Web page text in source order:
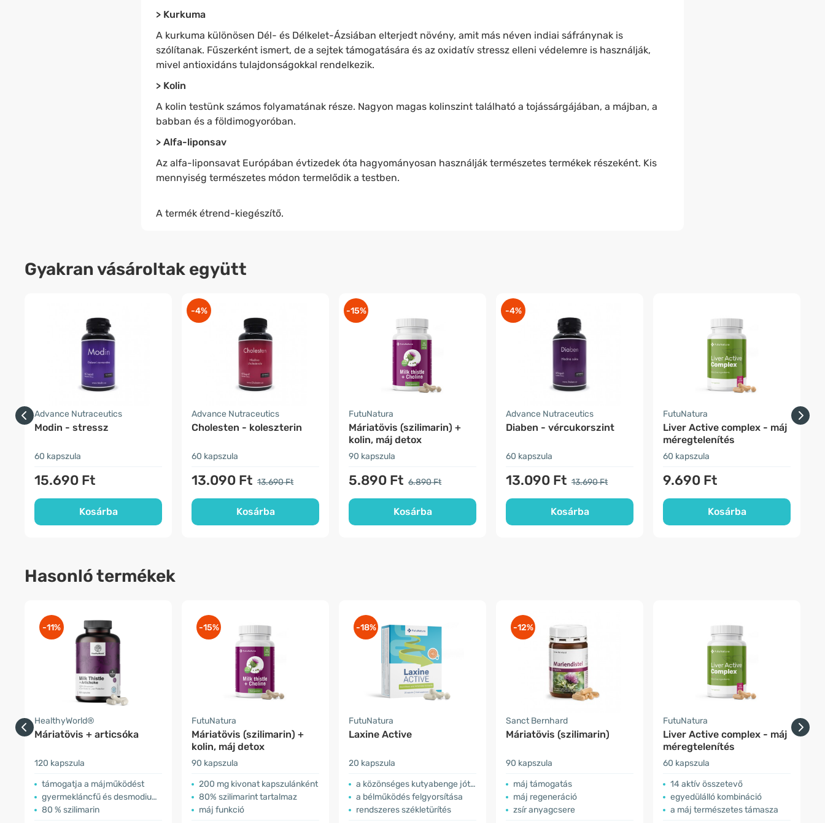
> Kurkuma
A kurkuma különösen Dél- és Délkelet-Ázsiában elterjedt növény, amit más néven indiai sáfránynak is
szólítanak. Fűszerként ismert, de a sejtek támogatására és az oxidatív stressz elleni védelemre is használják,
mivel antioxidáns tulajdonságokkal rendelkezik.
> Kolin
A kolin testünk számos folyamatának része. Nagyon magas kolinszint található a tojássárgájában, a májban, a
babban és a földimogyoróban.
> Alfa-liponsav
Az alfa-liponsavat Európában évtizedek óta hagyományosan használják természetes termékek részeként. Kis
mennyiség természetes módon termelődik a testben.
A termék étrend-kiegészítő.
Gyakran vásároltak együtt
Advance Nutraceutics
Modin - stressz
60 kapszula
15.690 Ft
Kosárba
-4%
Advance Nutraceutics
Cholesten - koleszterin
60 kapszula
13.090 Ft 13.690 Ft
Kosárba
-15%
FutuNatura
Máriatövis (szilimarin) +
kolin, máj detox
90 kapszula
5.890 Ft 6.890 Ft
Kosárba
-4%
Advance Nutraceutics
Diaben - vércukorszint
60 kapszula
13.090 Ft 13.690 Ft
Kosárba
FutuNatura
Liver Active complex - máj
méregtelenítés
60 kapszula
9.690 Ft
Kosárba
Hasonló termékek
-11%
HealthyWorld®
Máriatövis + articsóka
120 kapszula
támogatja a májműködést
gyermekláncfű és desmodium kivonattal
80 % szilimarin
-15%
FutuNatura
Máriatövis (szilimarin) +
kolin, máj detox
90 kapszula
200 mg kivonat kapszulánként
80% szilimarint tartalmaz
máj funkció
-18%
FutuNatura
Laxine Active
20 kapszula
a közönséges kutyabenge jótékony hatásai
a bélműködés felgyorsítása
rendszeres székletürítés
-12%
Sanct Bernhard
Máriatövis (szilimarin)
90 kapszula
máj támogatás
máj regeneráció
zsír anyagcsere
FutuNatura
Liver Active complex - máj
méregtelenítés
60 kapszula
14 aktív összetevő
egyedülálló kombináció
a máj természetes támasza